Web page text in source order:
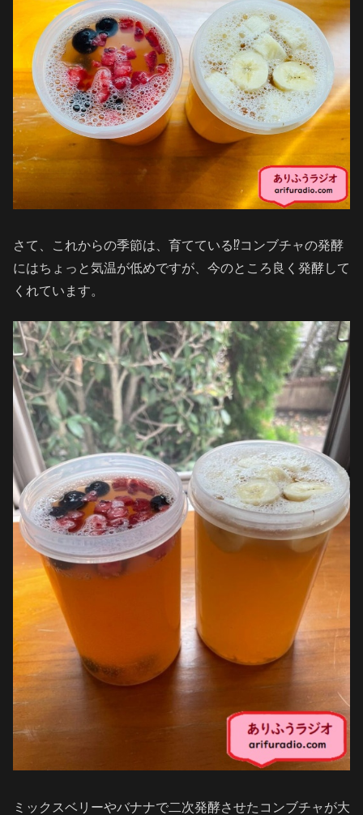
さて、これからの季節は、育てている⁉️コンブチャの発酵
にはちょっと気温が低めですが、今のところ良く発酵して
くれています。
ミックスベリーやバナナで二次発酵させたコンブチャが大